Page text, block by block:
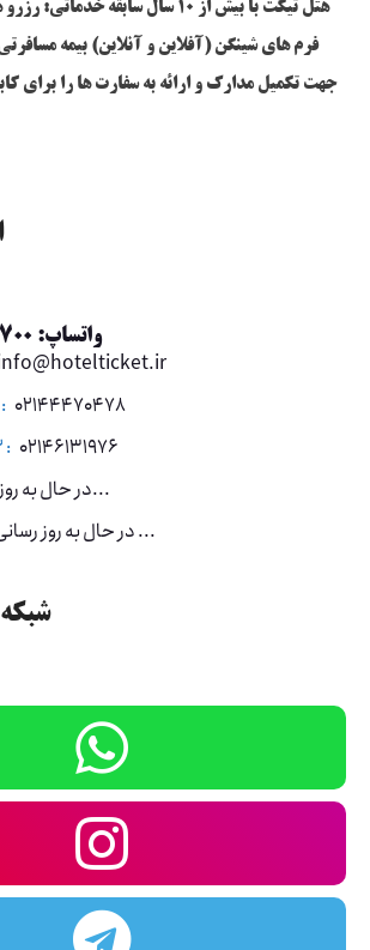
واتساپ: 700-80-79-0912
02144470478
: 02146131976
در حال به روز برسانی...
در حال به روز رسانی ...
هتل تیکت با بیش از 10 سال سابقه
فرم های شینگن (آفلاین و آنلاین) بیمه
جهت تکمیل مدارک و ارائه به سفارت ها را برای